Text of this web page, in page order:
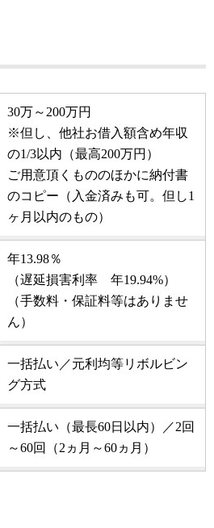
30万～200万円
※但し、他社お借入額含め年収
の1/3以内（最高200万円）
ご用意頂くもののほかに納付書
のコピー（入金済みも可。但し1
ヶ月以内のもの）
年13.98％
（遅延損害利率 年19.94%）
（手数料・保証料等はありませ
ん）
一括払い／元利均等リボルビン
グ方式
一括払い（最長60日以内）／2回
～60回（2ヵ月～60ヵ月）